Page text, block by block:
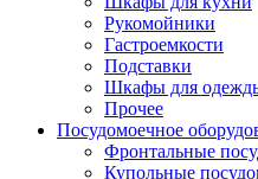
Рукомойники
Гастроемкости
Подставки
Шкафы для
Прочее
Посудомоечное
Фронтальные
Купольные